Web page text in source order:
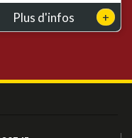
Plus d'infos +